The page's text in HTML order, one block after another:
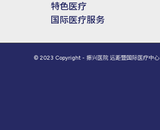
特色医疗
国际医疗服务
© 2023 Copyright - 振兴医院 远距暨国际医疗中心